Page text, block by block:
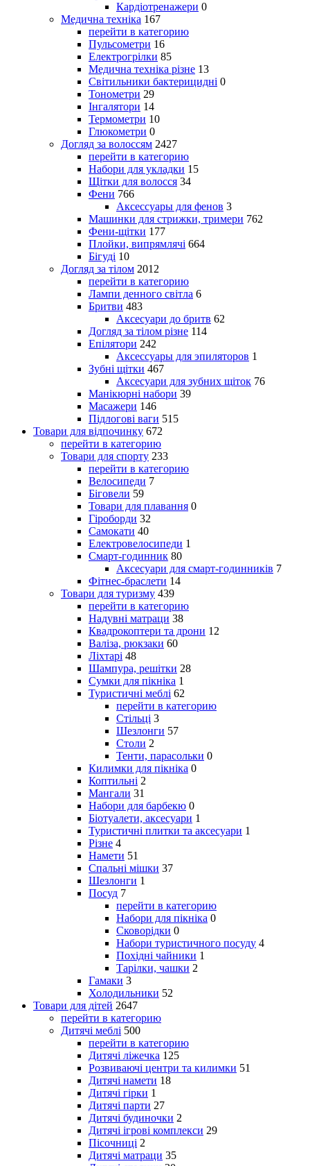
Кардіотренажери 0
Медична техніка 167
перейти в категорию
Пульсометри 16
Електрогрілки 85
Медична техніка різне 13
Світильники бактерицидні 0
Тонометри 29
Інгалятори 14
Термометри 10
Глюкометри 0
Догляд за волоссям 2427
перейти в категорию
Набори для укладки 15
Щітки для волосся 34
Фени 766
Аксессуары для фенов 3
Машинки для стрижки, тримери 762
Фени-щітки 177
Плойки, випрямлячі 664
Бігуді 10
Догляд за тілом 2012
перейти в категорию
Лампи денного світла 6
Бритви 483
Аксесуари до бритв 62
Догляд за тілом різне 114
Епілятори 242
Аксессуары для эпиляторов 1
Зубні щітки 467
Аксесуари для зубних щіток 76
Манікюрні набори 39
Масажери 146
Підлогові ваги 515
Товари для відпочинку 672
перейти в категорию
Товари для спорту 233
перейти в категорию
Велосипеди 7
Біговели 59
Товари для плавання 0
Гіроборди 32
Самокати 40
Електровелосипеди 1
Смарт-годинник 80
Аксесуари для смарт-годинників 7
Фітнес-браслети 14
Товари для туризму 439
перейти в категорию
Надувні матраци 38
Квадрокоптери та дрони 12
Валіза, рюкзаки 60
Ліхтарі 48
Шампура, решітки 28
Сумки для пікніка 1
Туристичні меблі 62
перейти в категорию
Стільці 3
Шезлонги 57
Столи 2
Тенти, парасольки 0
Килимки для пікніка 0
Коптильні 2
Мангали 31
Набори для барбекю 0
Біотуалети, аксесуари 1
Туристичні плитки та аксесуари 1
Різне 4
Намети 51
Спальні мішки 37
Шезлонги 1
Посуд 7
перейти в категорию
Набори для пікніка 0
Сковорідки 0
Набори туристичного посуду 4
Похідні чайники 1
Тарілки, чашки 2
Гамаки 3
Холодильники 52
Товари для дітей 2647
перейти в категорию
Дитячі меблі 500
перейти в категорию
Дитячі ліжечка 125
Розвиваючі центри та килимки 51
Дитячі намети 18
Дитячі гірки 1
Дитячі парти 27
Дитячі будиночки 2
Дитячі ігрові комплекси 29
Пісочниці 2
Дитячі матраци 35